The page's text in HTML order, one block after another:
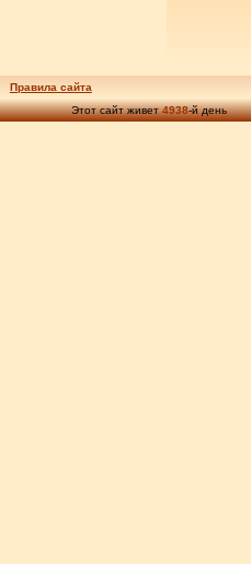
Правила сайта
Этот сайт живет4938-й день